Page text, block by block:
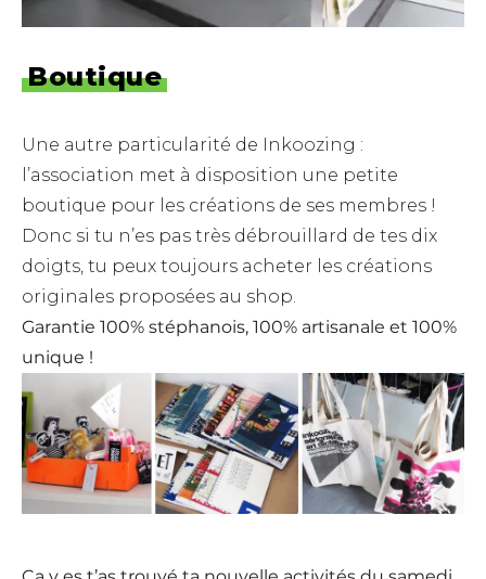
Boutique
Une autre particularité de Inkoozing :
l’association met à disposition une petite
boutique pour les créations de ses membres !
Donc si tu n’es pas très débrouillard de tes dix
doigts, tu peux toujours acheter les créations
originales proposées au shop.
Garantie 100% stéphanois, 100% artisanale et 100%
unique !